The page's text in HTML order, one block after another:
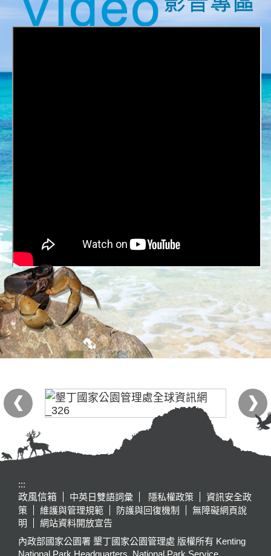
:::
政風信箱
中英日雙語詞彙 隱私權政策
資訊安全政
策
維護與管理規範 防護與回復機制
無障礙網頁說
明
網站資料開放宣告
內政部國家公園署 墾丁國家公園管理處 版權所有 Kenting
National Park Headquarters, National Park Service,